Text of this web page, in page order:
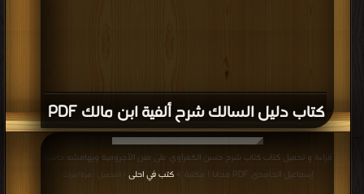
كتاب دليل السالك شرح ألفية ابن مالك PDF
قراءة و تحميل كتاب كتاب شرح حسن الكفراوي على متن الأجرومية وبهامشه حاشية
إسماعيل الحامدي PDF مجانا | مكتبة >
كتب في احلى | التحميل : مرة/مرات